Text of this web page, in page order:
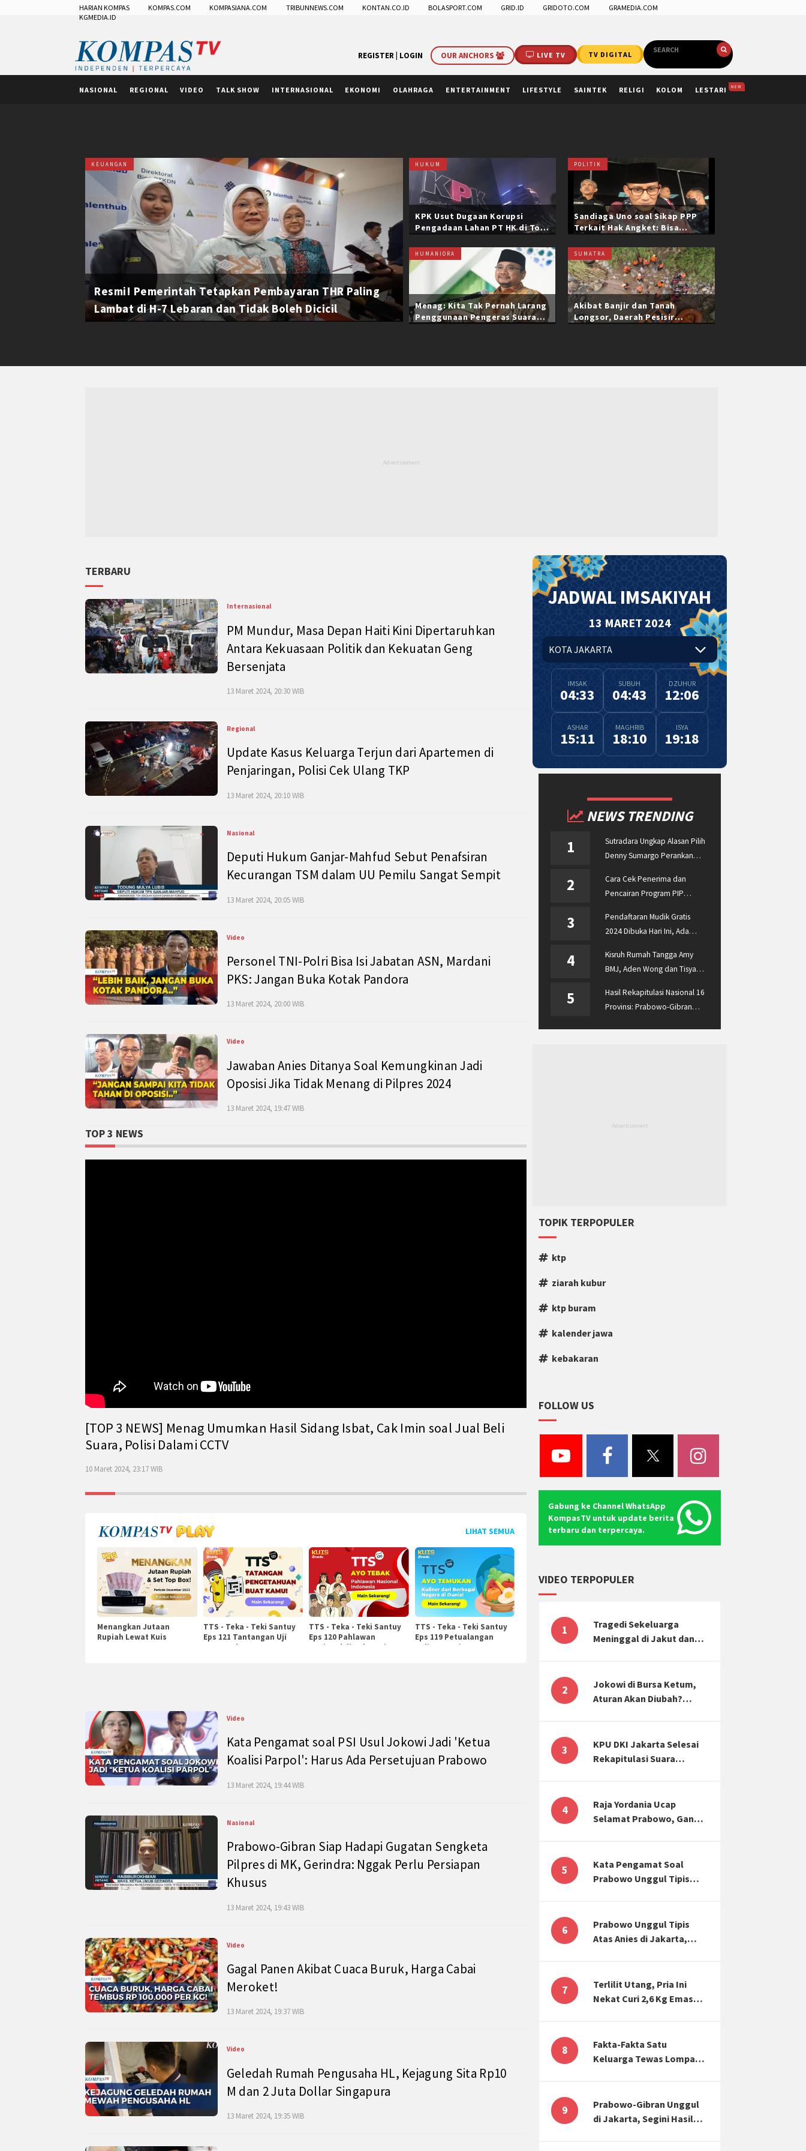
HARIAN KOMPAS KOMPAS.COM KOMPASIANA.COM TRIBUNNEWS.COM KONTAN.CO.ID BOLASPORT.COM GRID.ID GRIDOTO.COM
GRAMEDIA.COM
KGMEDIA.ID
LIVE TV TV DIGITAL
REGISTER | LOGIN OUR ANCHORS
NASIONAL REGIONAL VIDEO TALK SHOW INTERNASIONAL EKONOMI OLAHRAGA ENTERTAINMENT LIFESTYLE SAINTEK RELIGI KOLOM LESTARI NEW
KEUANGAN
Resmi! Pemerintah Tetapkan Pembayaran THR Paling
Lambat di H-7 Lebaran dan Tidak Boleh Dicicil
HUKUM
KPK Usut Dugaan Korupsi
Pengadaan Lahan PT HK di Tol
Belasan Miliar
POLITIK
Sandiaga Uno soal Sikap PPP
Terkait Hak Angket: Bisa
HUMANIORA
Menag: Kita Tak Pernah Larang
Penggunaan Pengeras Suara
SUMATRA
Akibat Banjir dan Tanah
Longsor, Daerah Pesisir
TERBARU
Internasional
PM Mundur, Masa Depan Haiti Kini Dipertaruhkan
Antara Kekuasaan Politik dan Kekuatan Geng
Bersenjata
13 Maret 2024, 20:30 WIB
Regional
Update Kasus Keluarga Terjun dari Apartemen di
Penjaringan, Polisi Cek Ulang TKP
13 Maret 2024, 20:10 WIB
Nasional
Deputi Hukum Ganjar-Mahfud Sebut Penafsiran
Kecurangan TSM dalam UU Pemilu Sangat Sempit
13 Maret 2024, 20:05 WIB
Video
Personel TNI-Polri Bisa Isi Jabatan ASN, Mardani
PKS: Jangan Buka Kotak Pandora
13 Maret 2024, 20:00 WIB
Video
Jawaban Anies Ditanya Soal Kemungkinan Jadi
Oposisi Jika Tidak Menang di Pilpres 2024
13 Maret 2024, 19:47 WIB
TOP 3 NEWS
[TOP 3 NEWS] Menag Umumkan Hasil Sidang Isbat, Cak Imin soal Jual Beli
Suara, Polisi Dalami CCTV
10 Maret 2024, 23:17 WIB
LIHAT SEMUA
Menangkan Jutaan
Rupiah Lewat Kuis
TTS - Teka - Teki Santuy
Eps 121 Tantangan Uji
Pengetahuan
TTS - Teka - Teki Santuy
Eps 120 Pahlawan
Nasional di Indonesia
TTS - Teka - Teki Santuy
Eps 119 Petualangan
Kuliner Dunia
Video
Kata Pengamat soal PSI Usul Jokowi Jadi 'Ketua
Koalisi Parpol': Harus Ada Persetujuan Prabowo
13 Maret 2024, 19:44 WIB
Nasional
Prabowo-Gibran Siap Hadapi Gugatan Sengketa
Pilpres di MK, Gerindra: Nggak Perlu Persiapan
Khusus
13 Maret 2024, 19:43 WIB
Video
Gagal Panen Akibat Cuaca Buruk, Harga Cabai
Meroket!
13 Maret 2024, 19:37 WIB
Video
Geledah Rumah Pengusaha HL, Kejagung Sita Rp10
M dan 2 Juta Dollar Singapura
13 Maret 2024, 19:35 WIB
JADWAL IMSAKIYAH
13 MARET 2024
IMSAK
04:33
SUBUH
04:43
DZUHUR
12:06
ASHAR
15:11
MAGHRIB
18:10
ISYA
19:18
NEWS TRENDING
1
Sutradara Ungkap Alasan Pilih
Denny Sumargo Perankan
2
Cara Cek Penerima dan
Pencairan Program PIP
pip.kemdikbud.go.id
3
Pendaftaran Mudik Gratis
2024 Dibuka Hari Ini, Ada
Jateng dan Dishub Jatim
4
Kisruh Rumah Tangga Amy
BMJ, Aden Wong dan Tisya
Malaysia dan Singapura
5
Hasil Rekapitulasi Nasional 16
Provinsi: Prabowo-Gibran
TOPIK TERPOPULER
ktp
ziarah kubur
ktp buram
kalender jawa
kebakaran
FOLLOW US
Gabung ke Channel WhatsApp
KompasTV untuk update berita
terbaru dan terpercaya.
VIDEO TERPOPULER
1
Tragedi Sekeluarga
Meninggal di Jakut dan
Mental-Finansial
2
Jokowi di Bursa Ketum,
Aturan Akan Diubah?
3
KPU DKI Jakarta Selesai
Rekapitulasi Suara
Ganjar
4
Raja Yordania Ucap
Selamat Prabowo, Ganjar
3 NEWS]
5
Kata Pengamat Soal
Prabowo Unggul Tipis
Effect
6
Prabowo Unggul Tipis
Atas Anies di Jakarta,
7
Terlilit Utang, Pria Ini
Nekat Curi 2,6 Kg Emas
8
Fakta-Fakta Satu
Keluarga Tewas Lompat
Kening
9
Prabowo-Gibran Unggul
di Jakarta, Segini Hasil